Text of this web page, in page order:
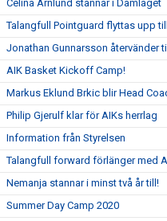
Celina Arnlund stannar i Damlaget
Talangfull Pointguard flyttas upp
Jonathan Gunnarsson återvänder
AIK Basket Kickoff Camp!
Markus Eklund Brkic blir Head
Philip Gjerulf klar för AIKs herrlag
Information från Styrelsen
Talangfull forward förlänger med
Nemanja stannar i minst två år till!
Summer Day Camp 2020